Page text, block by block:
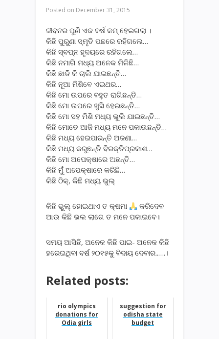
Posted on December 31, 2015
ଜୀବନର ପୁଣି ଏକ ବର୍ଷ କମ୍ ହେଇଗଲା ।
କିଛି ପୁରୁଣା ସ୍ମୃତି ପଛରେ ରହିଗଲେ…
କିଛି ସ୍ବପ୍ନ ହୃଦୟରେ ରହିଗଲେ…
କିଛି ନମାଗି ମଧ୍ୟ ଅନେକ ମିଳିଛି…
କିଛି ଛାଡି କି ଚାଲି ଯାଇଛନ୍ତି…
କିଛି ନୂଆ ମିଶିବେ ଏଇଥର…
କିଛି ମୋ ଉପରେ ବହୁତ ରାଗିଛନ୍ତି…
କିଛି ମୋ ଉପରେ ଖୁସି ହେଇଛନ୍ତି…
କିଛି ମୋ ସହ ମିଶି ମଧ୍ୟ ଭୁଲି ଯାଇଛନ୍ତି…
କିଛି ମୋତେ ଆଜି ମଧ୍ୟ ମନେ ପକାଉଛନ୍ତି…
କିଛି ମଧ୍ୟ ହେଇପାରନ୍ତି ଅଜଣା…
କିଛି ମଧ୍ୟ କରୁଛନ୍ତି ବିରକ୍ତିପ୍ରକାଶ…
କିଛି ମୋ ଅପେକ୍ଷାରେ ଅଛନ୍ତି…
କିଛି ମୁଁ ଅପେକ୍ଷାରେ କରିଛି…
କିଛି ଠିକ୍, କିଛି ମଧ୍ୟ ଭୁଲ୍
କିଛି ଭୁଲ୍ ହୋଇଥାଏ ତ କ୍ଷମା
କରିଦେବ
ଆଉ କିଛି ଭଲ ଲାଗେ ତ ମନେ ପକାଇବେ।
ସମୟ ଆସିଛି, ଅନେକ କିଛି ପାଇ- ଅନେକ କିଛି
ହରେଇଥିବା ବର୍ଷ ୨୦୧୫କୁ ବିଦାୟ ଦେବାର..….।
Related posts:
rio olympics
donations for
Odia girls
suggestion for
odisha state
budget